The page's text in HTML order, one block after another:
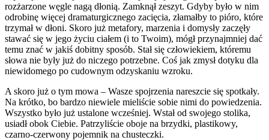
rozżarzone węgle nagą dłonią. Zamknął zeszyt. Gdyby było w nim
odrobinę więcej dramaturgicznego zacięcia, złamałby to pióro, które
trzymał w dłoni. Skoro już metafory, marzenia i domysły zaczęły
stawać się w jego życiu ciałem (i to Twoim), mógł przynajmniej dać
temu znać w jakiś dobitny sposób. Stał się człowiekiem, któremu
słowa nie były już do niczego potrzebne. Coś jak zmysł dotyku dla
niewidomego po cudownym odzyskaniu wzroku.
A skoro już o tym mowa – Wasze spojrzenia nareszcie się spotkały.
Na krótko, bo bardzo niewiele mieliście sobie nimi do powiedzenia.
Wszystko było już ustalone wcześniej. Wstał od swojego stolika,
usiadł obok Ciebie. Patrzyliście oboje na brzydki, plastikowy,
czarno-czerwony pojemnik na chusteczki.